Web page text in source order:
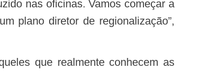
plano diretor de regionalização”,